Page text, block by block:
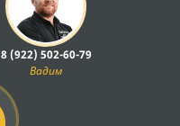
8 (922) 502-60-79
Вадим